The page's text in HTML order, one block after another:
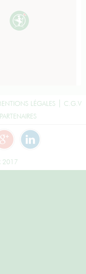
LÉGALES
C.G.V
PARTENAIRES
2017